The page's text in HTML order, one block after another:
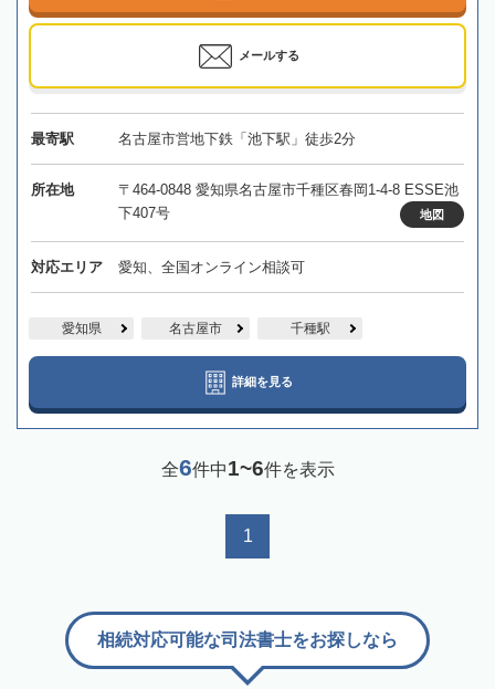
メールする
最寄駅 名古屋市営地下鉄「池下駅」徒歩2分
所在地
〒464-0848 愛知県名古屋市千種区春岡1-4-8 ESSE池
下407号
地図
対応エリア 愛知、全国オンライン相談可
愛知県 名古屋市 千種駅
詳細を見る
全6件中1~6件を表示
1
相続対応可能な司法書士をお探しなら